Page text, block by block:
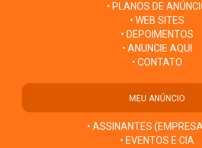
• PLANOS DE
• WEB SITES
• DEPOIMENTOS
• ANUNCIE AQUI
• CONTATO
MEU ANÚNCIO
• ASSINANTES
• EVENTOS E CIA